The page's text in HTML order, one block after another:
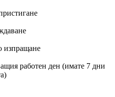
изпращане
работен ден (имате 7 дни